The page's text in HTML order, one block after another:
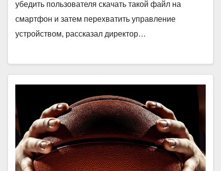
убедить пользователя скачать такой файл на
смартфон и затем перехватить управление
устройством, рассказал директор…